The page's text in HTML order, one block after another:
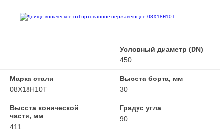
Условный диаметр (DN)
450
Марка стали
08Х18Н10Т
Высота борта, мм
30
Высота конической
части, мм
411
Градус угла
90